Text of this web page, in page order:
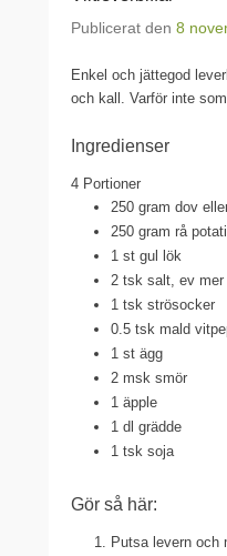
Publicerat den 8
Enkel och jättegod
och kall. Varför inte
Ingredienser
4 Portioner
250 gram dov
250 gram rå
1 st gul lök
2 tsk salt, ev mer
1 tsk strösocker
0.5 tsk mald
1 st ägg
2 msk smör
1 äpple
1 dl grädde
1 tsk soja
Gör så här:
Putsa levern och